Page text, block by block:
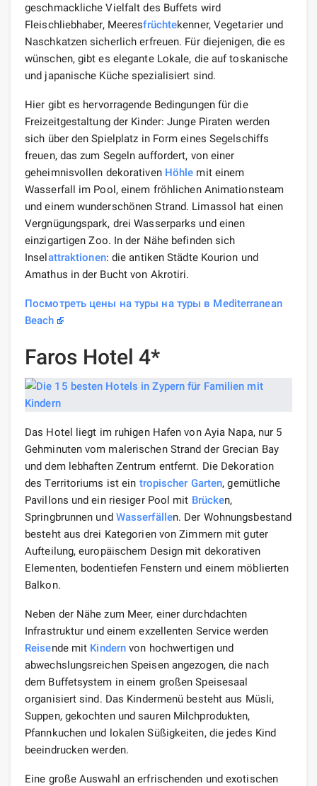
geschmackliche Vielfalt des Buffets wird
Fleischliebhaber, Meeresfrüchtekenner, Vegetarier und
Naschkatzen sicherlich erfreuen. Für diejenigen, die es
wünschen, gibt es elegante Lokale, die auf toskanische
und japanische Küche spezialisiert sind.
Hier gibt es hervorragende Bedingungen für die
Freizeitgestaltung der Kinder: Junge Piraten werden
sich über den Spielplatz in Form eines Segelschiffs
freuen, das zum Segeln auffordert, von einer
geheimnisvollen dekorativen Höhle mit einem
Wasserfall im Pool, einem fröhlichen Animationsteam
und einem wunderschönen Strand. Limassol hat einen
Vergnügungspark, drei Wasserparks und einen
einzigartigen Zoo. In der Nähe befinden sich
Inselattraktionen: die antiken Städte Kourion und
Amathus in der Bucht von Akrotiri.
Посмотреть цены на туры на туры в Mediterranean
Beach
Faros Hotel 4*
Das Hotel liegt im ruhigen Hafen von Ayia Napa, nur 5
Gehminuten vom malerischen Strand der Grecian Bay
und dem lebhaften Zentrum entfernt. Die Dekoration
des Territoriums ist ein tropischer Garten, gemütliche
Pavillons und ein riesiger Pool mit Brücken,
Springbrunnen und Wasserfällen. Der Wohnungsbestand
besteht aus drei Kategorien von Zimmern mit guter
Aufteilung, europäischem Design mit dekorativen
Elementen, bodentiefen Fenstern und einem möblierten
Balkon.
Neben der Nähe zum Meer, einer durchdachten
Infrastruktur und einem exzellenten Service werden
Reisende mit Kindern von hochwertigen und
abwechslungsreichen Speisen angezogen, die nach
dem Buffetsystem in einem großen Speisesaal
organisiert sind. Das Kindermenü besteht aus Müsli,
Suppen, gekochten und sauren Milchprodukten,
Pfannkuchen und lokalen Süßigkeiten, die jedes Kind
beeindrucken werden.
Eine große Auswahl an erfrischenden und exotischen